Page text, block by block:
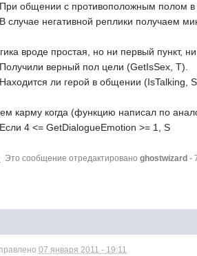
общении с противоположным полом
случае негативной реплики получаем
вроде простая, но ни первый пункт,
верный пол цели (GetIsSex, T).
ли герой в общении (IsTalking,
карму когда (функцию написал по
4 <= GetDialogueEmotion >= 1, S
Это сообщение отредактированоghostwizard -
07 января 2011 - 19:11